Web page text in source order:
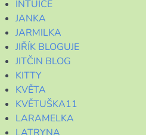
INTUICE
JANKA
JARMILKA
JIŘÍK BLOGUJE
JITČIN BLOG
KITTY
KVĚTA
KVĚTUŠKA11
LARAMELKA